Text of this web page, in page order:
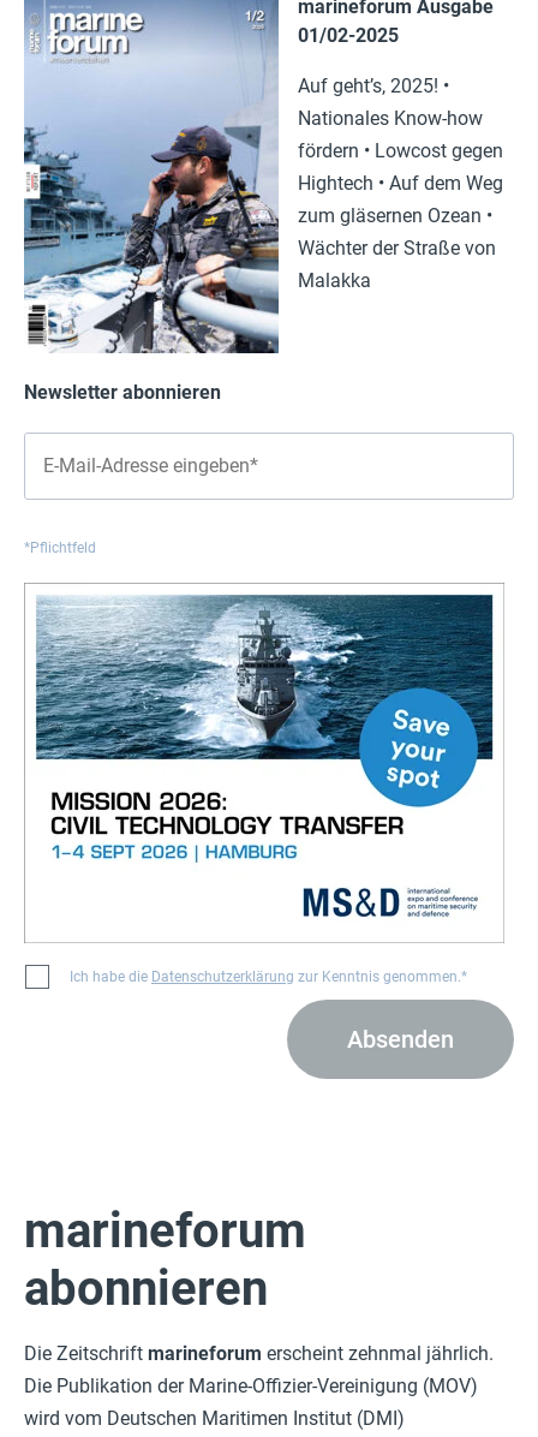
marineforum Ausgabe
01/02-2025
Auf geht’s, 2025! •
Nationales Know-how
fördern • Lowcost gegen
Hightech • Auf dem Weg
zum gläsernen Ozean •
Wächter der Straße von
Malakka
Newsletter abonnieren
*Pflichtfeld
Ich habe die Datenschutzerklärung zur Kenntnis genommen.*
Absenden
marineforum
abonnieren
Die Zeitschrift marineforum erscheint zehnmal jährlich.
Die Publikation der Marine-Offizier-Vereinigung (MOV)
wird vom Deutschen Maritimen Institut (DMI)